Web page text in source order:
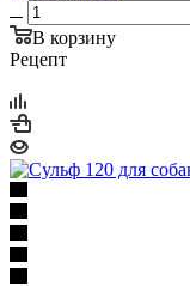
В корзину
Рецепт